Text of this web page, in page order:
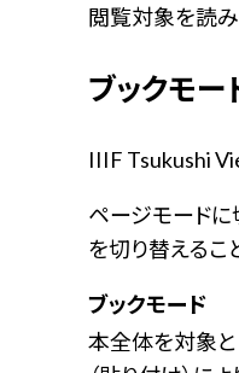
閲覧対象を読み
ブックモー
IIIF Tsukushi
ページモードに
を切り替えるこ
ブックモード
本全体を対象と